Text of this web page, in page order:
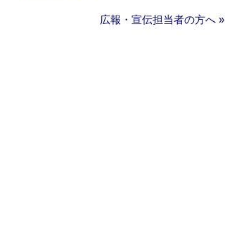
広報・宣伝担当者の方へ »